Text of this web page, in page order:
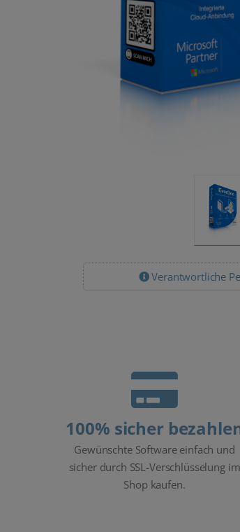
Verantwortliche
100% sicher
Gewünschte Software einfach und
sicher durch SSL-Verschlüsselung im
Shop kaufen.